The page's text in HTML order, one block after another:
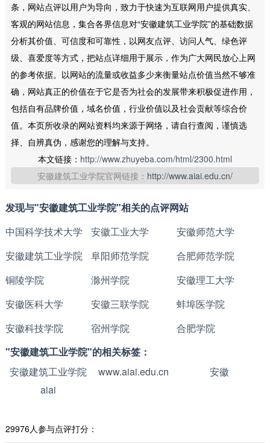
条，网站点评以用户为导向，致力于快速为互联网用户提供真实、
客观的网站信息，集合各界信息对“安徽建筑工业学院”的基础数据
分析其价值、可信度和可靠性，以网友点评、访问人气、绿色评
级、喜爱度等方式，把站点详细用于展示，作为广大网民放心上网
的参考依据。以网站的流量或收益多少来衡量站点价值当然不够准
确，网站真正的价值在于它是否为社会的发展带来积极促进作用，
包括自有品牌价值，域名价值，行业价值以及社会贡献等综合价
值。本页所收录的网站资料均来源于网络，请自行查阅，谨慎选
择、自辨真伪，感谢您的理解与支持。
本文链接： http://www.zhuyeba.com/html/2300.html
安徽建筑工业学院官网链接： http://www.aiai.edu.cn/
发现与"安徽建筑工业学院"相关的点评网站
中国科学技术大学
安徽工业大学
安徽师范大学
安徽建筑工业学院
阜阳师范学院
合肥师范学院
铜陵学院
滁州学院
安徽理工大学
安徽医科大学
安徽三联学院
蚌埠医学院
安徽科技学院
宿州学院
合肥学院
"安徽建筑工业学院"的相关标签：
安徽建筑工业学院
www.aiai.edu.cn
安徽
aiai
29976人参与点评打分：